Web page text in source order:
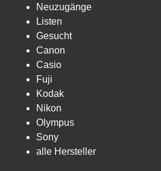
Neuzugänge
Listen
Gesucht
Canon
Casio
Fuji
Kodak
Nikon
Olympus
Sony
alle Hersteller